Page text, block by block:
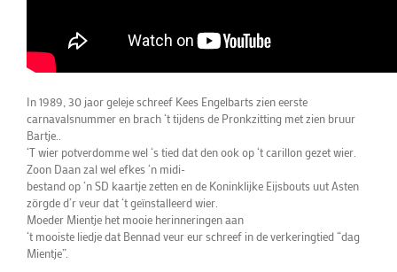
In 1989, 30 jaor geleje schreef Kees Engelbarts zien eerste
carnavalsnummer en brach ‘t tijdens de Pronkzitting met zien bruur
Bartje..
‘T wier potverdomme wel ‘s tied dat den ook op ‘t carillon gezet wier.
Zoon Daan zal wel efkes ‘n midi-
bestand op ‘n SD kaartje zetten en de Koninklijke Eijsbouts uut Asten
zörgde d’r veur dat ‘t geïnstalleerd wier.
Moeder Mientje het mooie herinneringen aan
‘t mooiste liedje dat Bennad veur eur schreef in de verkeringtied “dag
Mientje”.